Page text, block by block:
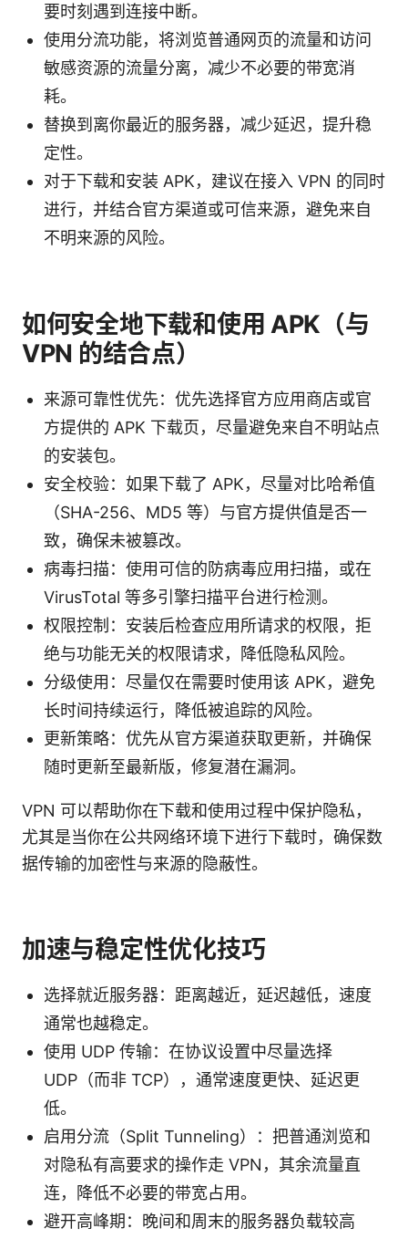
要时刻遇到连接中断。
使用分流功能，将浏览普通网页的流量和访问
敏感资源的流量分离，减少不必要的带宽消
耗。
替换到离你最近的服务器，减少延迟，提升稳
定性。
对于下载和安装 APK，建议在接入 VPN 的同时
进行，并结合官方渠道或可信来源，避免来自
不明来源的风险。
如何安全地下载和使用 APK（与
VPN 的结合点）
来源可靠性优先：优先选择官方应用商店或官
方提供的 APK 下载页，尽量避免来自不明站点
的安装包。
安全校验：如果下载了 APK，尽量对比哈希值
（SHA-256、MD5 等）与官方提供值是否一
致，确保未被篡改。
病毒扫描：使用可信的防病毒应用扫描，或在
VirusTotal 等多引擎扫描平台进行检测。
权限控制：安装后检查应用所请求的权限，拒
绝与功能无关的权限请求，降低隐私风险。
分级使用：尽量仅在需要时使用该 APK，避免
长时间持续运行，降低被追踪的风险。
更新策略：优先从官方渠道获取更新，并确保
随时更新至最新版，修复潜在漏洞。
VPN 可以帮助你在下载和使用过程中保护隐私，
尤其是当你在公共网络环境下进行下载时，确保数
据传输的加密性与来源的隐蔽性。
加速与稳定性优化技巧
选择就近服务器：距离越近，延迟越低，速度
通常也越稳定。
使用 UDP 传输：在协议设置中尽量选择
UDP（而非 TCP），通常速度更快、延迟更
低。
启用分流（Split Tunneling）：把普通浏览和
对隐私有高要求的操作走 VPN，其余流量直
连，降低不必要的带宽占用。
避开高峰期：晚间和周末的服务器负载较高